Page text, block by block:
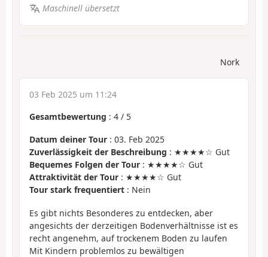
Maschinell übersetzt
Nork
03 Feb 2025 um 11:24
Gesamtbewertung : 4 / 5
Datum deiner Tour : 03. Feb 2025
Zuverlässigkeit der Beschreibung : ★★★★☆ Gut
Bequemes Folgen der Tour : ★★★★☆ Gut
Attraktivität der Tour : ★★★★☆ Gut
Tour stark frequentiert : Nein
Es gibt nichts Besonderes zu entdecken, aber
angesichts der derzeitigen Bodenverhältnisse ist es
recht angenehm, auf trockenem Boden zu laufen
Mit Kindern problemlos zu bewältigen